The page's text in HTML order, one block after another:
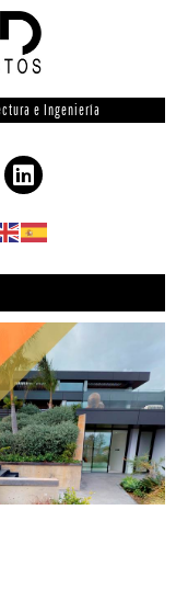
e Ingeniería